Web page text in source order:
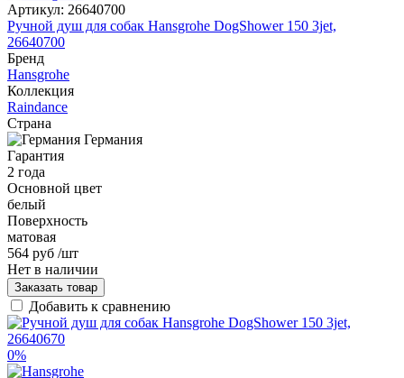
Артикул: 26640700
Ручной душ для собак Hansgrohe DogShower 150 3jet,
26640700
Бренд
Hansgrohe
Коллекция
Raindance
Страна
Германия
Гарантия
2 года
Основной цвет
белый
Поверхность
матовая
564 руб /шт
Нет в наличии
Заказать товар
Добавить к сравнению
0%